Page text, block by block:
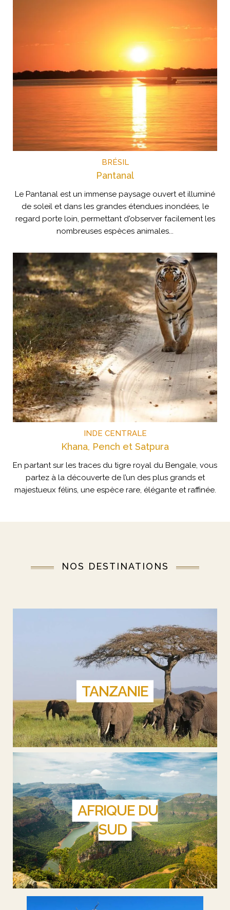
BRÉSIL
Pantanal
Le Pantanal est un immense paysage ouvert et illuminé
de soleil et dans les grandes étendues inondées, le
regard porte loin, permettant d'observer facilement les
nombreuses espèces animales...
INDE CENTRALE
Khana, Pench et Satpura
En partant sur les traces du tigre royal du Bengale, vous
partez à la découverte de l’un des plus grands et
majestueux félins, une espèce rare, élégante et raffinée.
NOS DESTINATIONS
TANZANIE
AFRIQUE DU
SUD